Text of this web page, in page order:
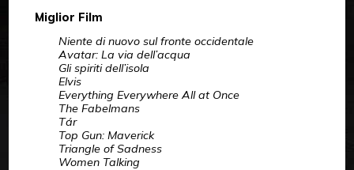
Miglior Film
Niente di nuovo sul fronte occidentale
Avatar: La via dell’acqua
Gli spiriti dell’isola
Elvis
Everything Everywhere All at Once
The Fabelmans
Tár
Top Gun: Maverick
Triangle of Sadness
Women Talking